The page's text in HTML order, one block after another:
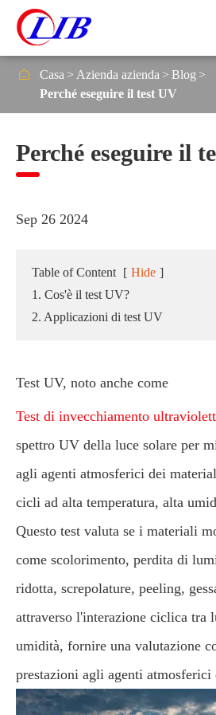
 Casa Azienda azienda
Blog
Perché eseguire il test UV
Perché eseguire il
Sep 26 2024
Table of Content [ Hide ]
1. Cos'è il test UV?
2. Applicazioni di test UV
Test UV, noto anche come
Test di invecchiamento
spettro UV della luce solare per
agli agenti atmosferici dei
cicli ad alta temperatura, alta
Questo test valuta se i materiali
come scolorimento, perdita di
ridotta, screpolature, peeling,
attraverso l'interazione ciclica tra
umidità, fornire una valutazione
prestazioni agli agenti atmosferici